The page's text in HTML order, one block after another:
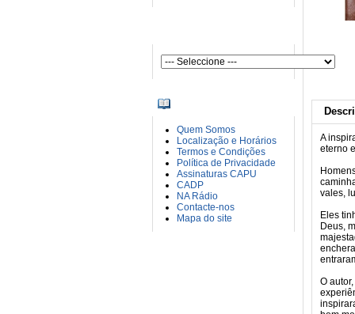
Quem Somos
Localização e Horários
Termos e Condições
Política de Privacidade
Assinaturas CAPU
CADP
NA Rádio
Contacte-nos
Mapa do site
A
eterno
vales,
Eles
Deus,
O